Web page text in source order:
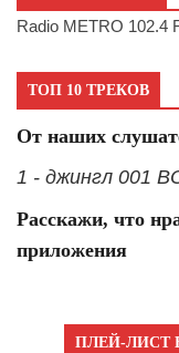
Radio METRO 102.4
ТОП 10 ТРЕКОВ
От наших
1 - джингл 001
Расскажи, что
приложения
ПЛЕЙ-ЛИСТ